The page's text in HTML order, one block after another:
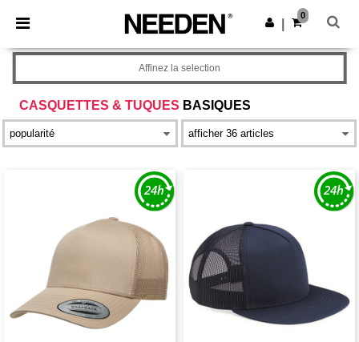
× Appli Needen
Meilleurs prix sur l’app !
Obtenir l'appli
0
CASQUETTES & TUQUES BASIQUES
Affinez la selection